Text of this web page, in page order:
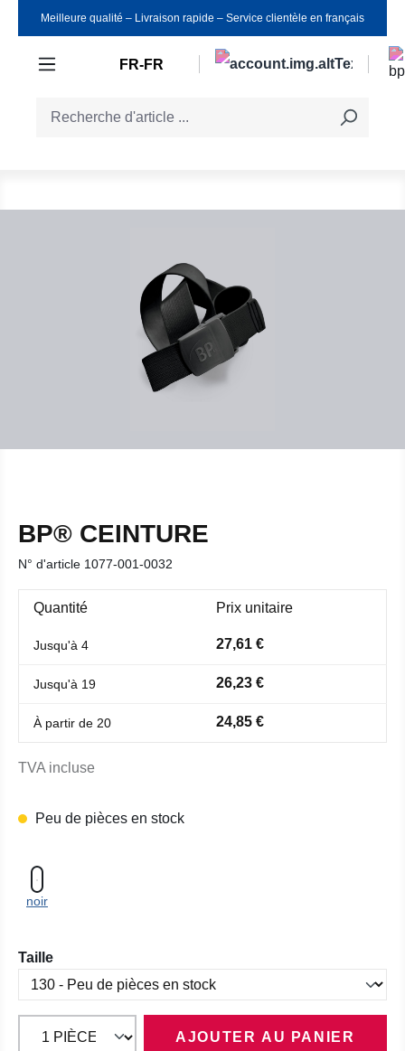
Passer au contenu principal
Meilleure qualité ‒ Livraison rapide ‒ Service clientèle en français
FR-FR
BP® CEINTURE
N° d'article 1077-001-0032
Quantité Prix unitaire
Jusqu'à 4 27,61 €
Jusqu'à 19 26,23 €
À partir de 20 24,85 €
TVA incluse
Peu de pièces en stock
noir
Sélectionnez
Taille
AJOUTER AU PANIER